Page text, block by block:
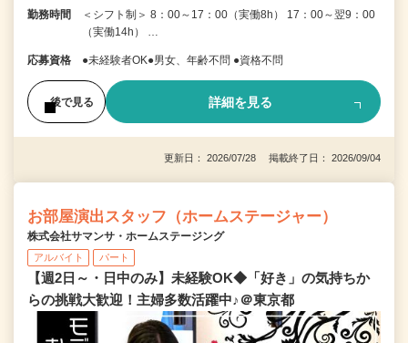
勤務時間
＜シフト制＞ 8：00～17：00（実働8h） 17：00～翌9：00
（実働14h） …
応募資格 ●未経験者OK●男女、年齢不問 ●資格不問
後で見る 詳細を見る
更新日： 2026/07/28 掲載終了日： 2026/09/04
お部屋演出スタッフ（ホームステージャー）
株式会社サマンサ・ホームステージング
アルバイト パート
【週2日～・日中のみ】未経験OK◆「好き」の気持ちか
らの挑戦大歓迎！主婦多数活躍中♪＠東京都